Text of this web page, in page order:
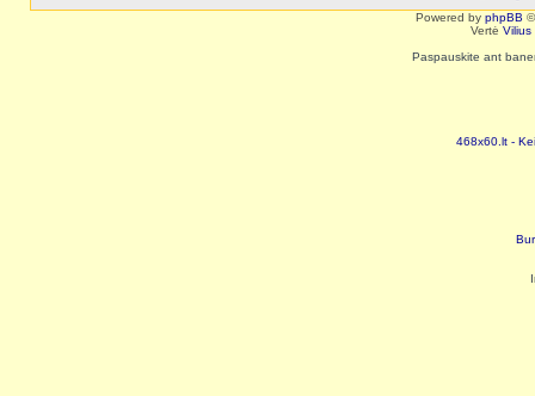
Powered by phpBB
Vertė Vilius
Paspauskite ant
468x60.lt -